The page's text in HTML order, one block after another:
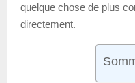
quelque chose de plus
directement.